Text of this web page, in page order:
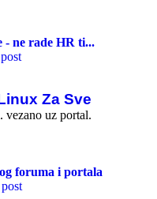
- ne rade HR ti...
Za Sve
uz portal.
foruma i portala